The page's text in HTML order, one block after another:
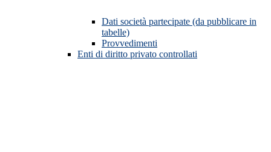
Dati società partecipate (da pubblicare in
tabelle)
Provvedimenti
Enti di diritto privato controllati